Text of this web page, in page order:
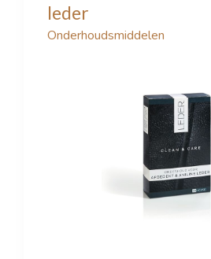
leder
Onderhoudsmiddelen